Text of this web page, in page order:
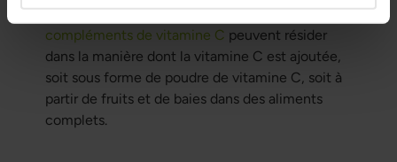
Les différences entre les différents
compléments de vitamine C peuvent résider
dans la manière dont la vitamine C est ajoutée,
soit sous forme de poudre de vitamine C, soit à
partir de fruits et de baies dans des aliments
complets.